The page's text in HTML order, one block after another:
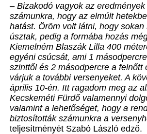
– Bizakodó vagyok az
számunkra, hogy az elmúlt
hatást. Öröm volt látni, hogy
úsztak, pedig a formába hozás
Kiemelném Blaszák Lilla 400
egyéni csúcsát, ami 1
szinttől és 2 másodpercre a
várjuk a további versenyeket. A
április 10-én. Itt ragadom meg az
Kecskeméti Fürdő valamennyi
valamint a lehetőséget, hogy a
biztosították számunkra a
teljesítményét Szabó László edző.